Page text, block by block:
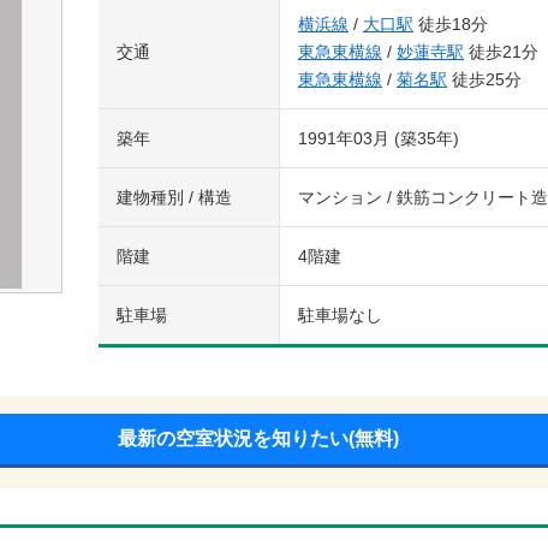
交通
横浜線 / 大口駅 徒歩18分
東急東横線 / 妙蓮寺駅 徒歩21分
東急東横線 / 菊名駅 徒歩25分
築年 1991年03月 (築35年)
建物種別 / 構造 マンション / 鉄筋コンクリート造
階建 4階建
駐車場 駐車場なし
最新の空室状況を知りたい(無料)